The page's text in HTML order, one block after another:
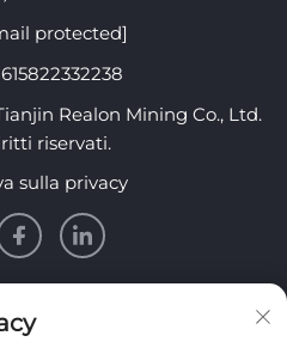
protected]
Realon Mining Co., Ltd.
riservati.
sulla privacy